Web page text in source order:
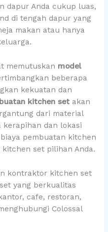
dapur Anda cukup luas,
di tengah dapur yang
makan atau hanya
memutuskan model
beberapa
kekuatan dan
kitchen setakan
dari material
kerapihan dan lokasi
pembuatan kitchen
set pilihan Anda.
kontraktor kitchen set
yang berkualitas
cafe, restoran,
Colossal